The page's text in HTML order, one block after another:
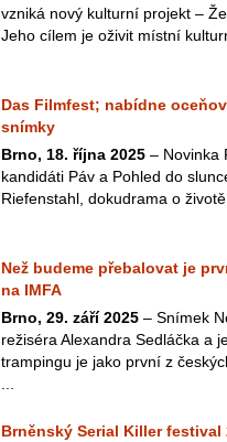
vzniká nový kulturní projekt –
Jeho cílem je oživit místní
Das Filmfest; nabídne
snímky
Brno, 18. října 2025 – Novinka
kandidáti Páv a Pohled do
Riefenstahl, dokudrama o
Než budeme přebalovat je
na IMFA
Brno, 29. září 2025 – Snímek
režiséra Alexandra Sedláčka a
trampingu je jako první z
Brněnský Serial Killer festival